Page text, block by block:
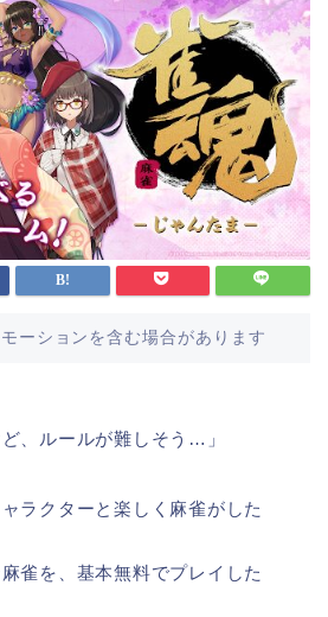
ーションを含む場合があります
、ルールが難しそう…」
ラクターと楽しく麻雀がした
雀を、基本無料でプレイした